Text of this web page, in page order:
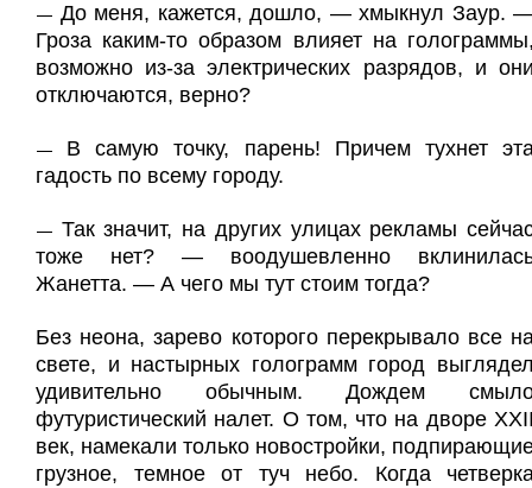
— До меня, кажется, дошло, — хмыкнул Заур.
Гроза каким-то образом влияет на
возможно из-за электрических разрядов, и
отключаются, верно?
— В самую точку, парень! Причем тухнет
гадость по всему городу.
— Так значит, на других улицах рекламы
тоже нет? — воодушевленно
Жанетта. — А чего мы тут стоим тогда?
Без неона, зарево которого перекрывало все
свете, и настыр­ных голограмм город
удивительно обычным. Дождем
футуристический налет. О том, что на дворе
век, намекали только новостройки,
грузное, темное от туч небо. Когда